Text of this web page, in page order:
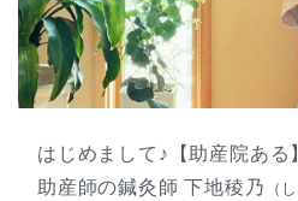
はじめまして♪【助産院ある
助産師の鍼灸師 下地稜乃
（